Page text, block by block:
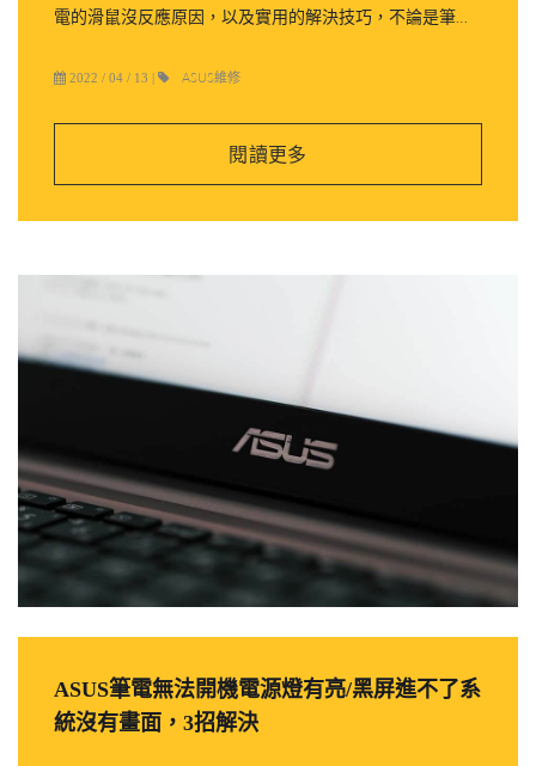
電的滑鼠沒反應原因，以及實用的解決技巧，不論是筆電
恢復高效使用狀態！
2022 / 04 / 13 | ASUS維修
閱讀更多
ASUS筆電無法開機電源燈有亮/黑屏進不了系
統沒有畫面，3招解決